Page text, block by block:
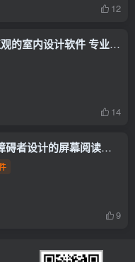
12
Room Arranger 9.8.3.645-强大而直观的室内设计软件 专业设计和业余爱好的不二选择
14
NVDA 2024.1-强大易用免费为视觉障碍者设计的屏幕阅读工具
9